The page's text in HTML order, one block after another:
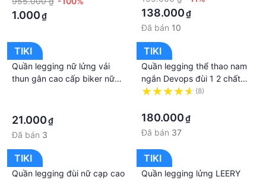
đùi bó Phụ Nữ
1.000₫
gym yoga
138.000₫
Đã bán 10
TIKI
Quần legging nữ lửng vải
thun gân cao cấp biker nữ
21.000₫
Đã bán 3
TIKI
Quần legging thể thao nam
ngắn Devops đùi 1 2 chất
thun bó cơ combat giữ nhiệt
chạy bộ yoga bơi
(8)
180.000₫
Đã bán 37
TIKI
Quần legging đùi nữ cạp cao
TIKI
Quần legging lửng LEERY